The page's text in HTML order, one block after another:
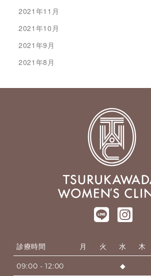
2021年11月
2021年10月
2021年9月
2021年8月
診療時間 月 火 水 木
09:00 - 12:00 ◆